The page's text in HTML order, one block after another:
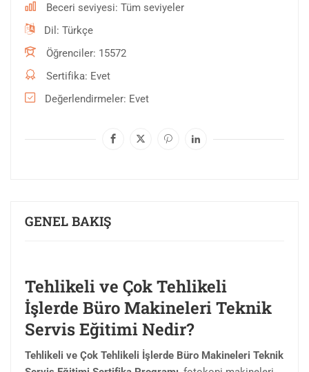
GENEL BAKIŞ
Tehlikeli ve Çok Tehlikeli
İşlerde Büro Makineleri Teknik
Servis Eğitimi Nedir?
Tehlikeli ve Çok Tehlikeli İşlerde Büro Makineleri Teknik
Beceri seviyesi Tüm seviyeler
Dil
Türkçe
Öğrenciler 15572
Sertifika Evet
Değerlendirmeler Evet